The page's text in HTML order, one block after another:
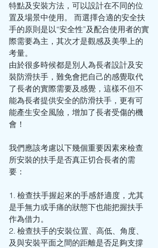
特點及安裝方法，可以設計在不同的位
置及場景中使用。 而選擇合適的安全扶
手的原則是以“安全性”及配合使用者的實
際需要為主，其次才是觀感及美學上的
考量。
由於很多時候都是別人為長者設計及安
裝防滑扶手，難免會把自己的感覺取代
了長者的實際需要及感覺，這樣不但不
能為長者提供安全的防滑扶手，更有可
能產生安全風險，增加了長者受傷的機
會！
我們應該考慮以下幾個重要因素來檢查
所安裝的扶手是否真正切合長者的需
要：
1. 檢查扶手握起來的手感舒適度，尤其
是手無力或手痛的狀態下也能把握扶手
作為借力。
2. 檢查扶手的安裝位置、高低、角度、
及與安裝平面之間的距離是否足夠支撐